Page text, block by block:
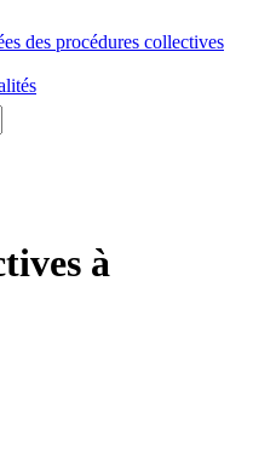
des procédures collectives
à